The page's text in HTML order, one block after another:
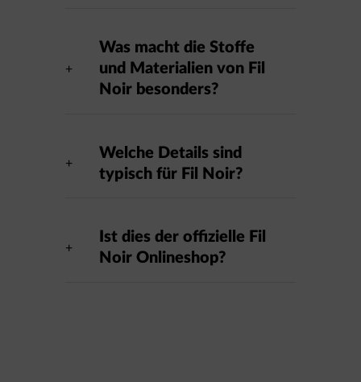
Was macht die Stoffe
und Materialien von Fil
Noir besonders?
Welche Details sind
typisch für Fil Noir?
Ist dies der offizielle Fil
Noir Onlineshop?